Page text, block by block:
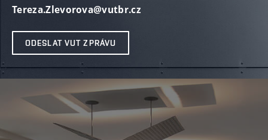
Tereza.Zlevorova@vutbr.cz
ODESLAT VUT ZPRÁVU